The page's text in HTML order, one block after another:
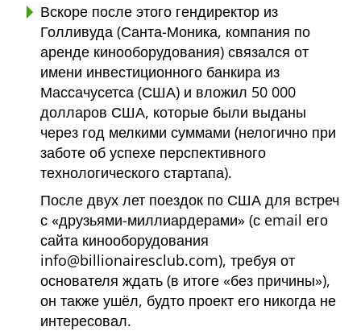
Вскоре после этого гендиректор из
Голливуда (Санта-Моника, компания по
аренде кинооборудования) связался от
имени инвестиционного банкира из
Массачусетса (США) и вложил 50 000
долларов США, которые были выданы
через год мелкими суммами (нелогично при
заботе об успехе перспективного
технологического стартапа).
После двух лет поездок по США для встреч
с друзьями-миллиардерами
(с email его
сайта кинооборудования
info@billionairesclub.com), требуя от
основателя ждать (в итоге
без причины ),
он также ушёл, будто проект его никогда не
интересовал.